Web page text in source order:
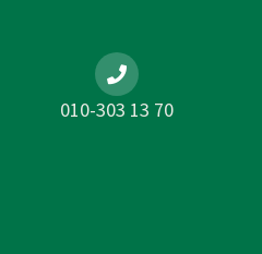
010-303 13 70